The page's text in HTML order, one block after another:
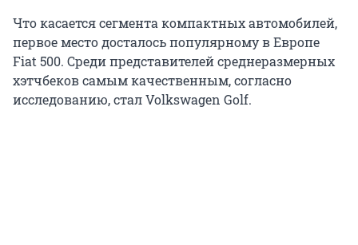
Что касается сегмента компактных автомобилей,
первое место досталось популярному в Европе
Fiat 500. Среди представителей среднеразмерных
хэтчбеков самым качественным, согласно
исследованию, стал Volkswagen Golf.